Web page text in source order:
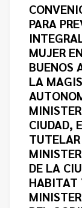
PARA
MUJER
BUENOS
LA
CIUDAD,
DE LA
HABITAT